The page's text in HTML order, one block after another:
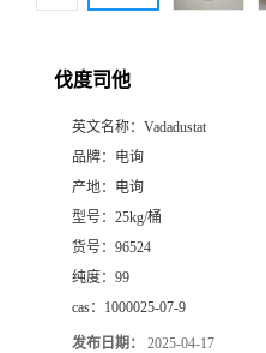
伐度司他
英文名称： Vadadustat
品牌： 电询
产地： 电询
型号： 25kg/桶
货号： 96524
纯度： 99
cas： 1000025-07-9
发布日期： 2025-04-17